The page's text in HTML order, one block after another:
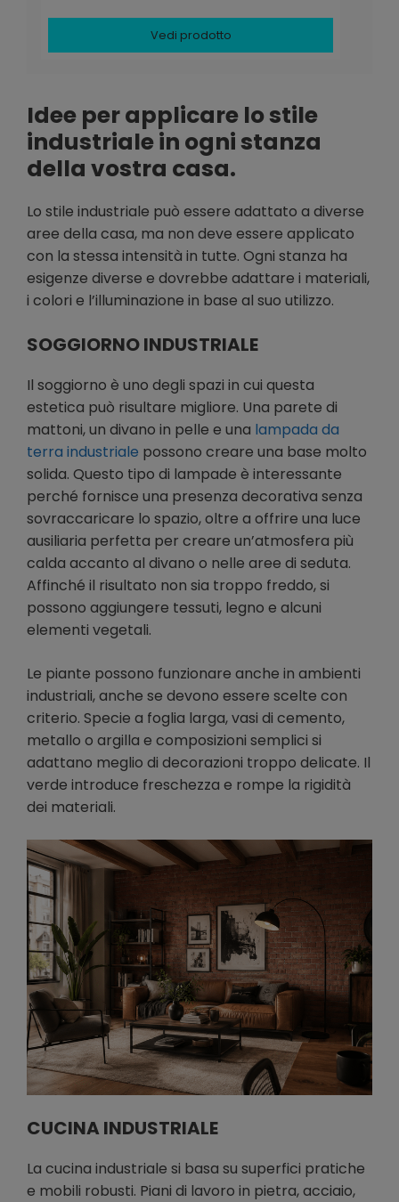
Vedi prodotto
Idee per applicare lo stile
industriale in ogni stanza
della vostra casa.
Lo stile industriale può essere adattato a diverse
aree della casa, ma non deve essere applicato
con la stessa intensità in tutte. Ogni stanza ha
esigenze diverse e dovrebbe adattare i materiali,
i colori e l’illuminazione in base al suo utilizzo.
SOGGIORNO INDUSTRIALE
Il soggiorno è uno degli spazi in cui questa
estetica può risultare migliore. Una parete di
mattoni, un divano in pelle e una lampada da
terra industriale possono creare una base molto
solida. Questo tipo di lampade è interessante
perché fornisce una presenza decorativa senza
sovraccaricare lo spazio, oltre a offrire una luce
ausiliaria perfetta per creare un’atmosfera più
calda accanto al divano o nelle aree di seduta.
Affinché il risultato non sia troppo freddo, si
possono aggiungere tessuti, legno e alcuni
elementi vegetali.
Le piante possono funzionare anche in ambienti
industriali, anche se devono essere scelte con
criterio. Specie a foglia larga, vasi di cemento,
metallo o argilla e composizioni semplici si
adattano meglio di decorazioni troppo delicate. Il
verde introduce freschezza e rompe la rigidità
dei materiali.
CUCINA INDUSTRIALE
La cucina industriale si basa su superfici pratiche
e mobili robusti. Piani di lavoro in pietra, acciaio,